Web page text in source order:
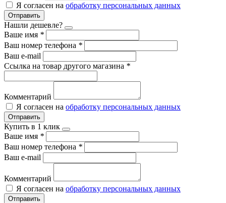
Я согласен на обработку персональных данных
Отправить
Нашли дешевле?
Ваше имя *
Ваш номер телефона *
Ваш e-mail
Ссылка на товар другого магазина *
Комментарий
Я согласен на обработку персональных данных
Отправить
Купить в 1 клик
Ваше имя *
Ваш номер телефона *
Ваш e-mail
Комментарий
Я согласен на обработку персональных данных
Отправить